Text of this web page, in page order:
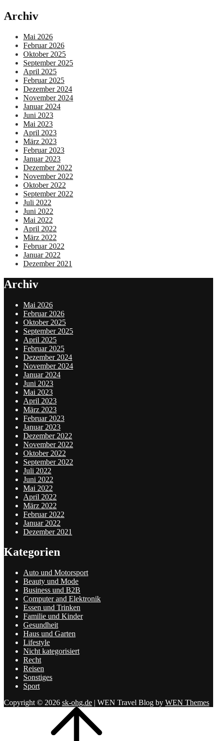
Archiv
Mai 2026
Februar 2026
Oktober 2025
September 2025
April 2025
Februar 2025
Dezember 2024
November 2024
Januar 2024
Juni 2023
Mai 2023
April 2023
März 2023
Februar 2023
Januar 2023
Dezember 2022
November 2022
Oktober 2022
September 2022
Juli 2022
Juni 2022
Mai 2022
April 2022
März 2022
Februar 2022
Januar 2022
Dezember 2021
Archiv
Mai 2026
Februar 2026
Oktober 2025
September 2025
April 2025
Februar 2025
Dezember 2024
November 2024
Januar 2024
Juni 2023
Mai 2023
April 2023
März 2023
Februar 2023
Januar 2023
Dezember 2022
November 2022
Oktober 2022
September 2022
Juli 2022
Juni 2022
Mai 2022
April 2022
März 2022
Februar 2022
Januar 2022
Dezember 2021
Kategorien
Auto und Motorsport
Beauty und Mode
Business und B2B
Computer and Elektronik
Essen und Trinken
Familie und Kinder
Gesundheit
Haus und Garten
Lifestyle
Nicht kategorisiert
Recht
Reisen
Sonstiges
Sport
Copyright © 2026 sk-ohg.de | WEN Travel Blog by WEN Themes